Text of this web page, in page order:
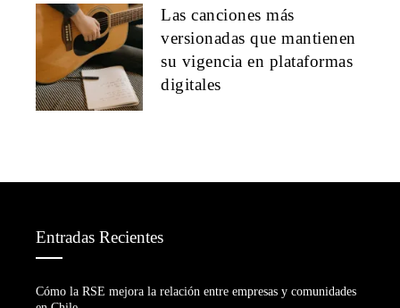
Las canciones más
versionadas que mantienen
su vigencia en plataformas
digitales
Entradas Recientes
Cómo la RSE mejora la relación entre empresas y comunidades